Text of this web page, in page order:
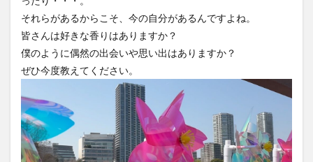
それらがあるからこそ、今の自分があるんですよね。
皆さんは好きな香りはありますか？
僕のように偶然の出会いや思い出はありますか？
ぜひ今度教えてください。